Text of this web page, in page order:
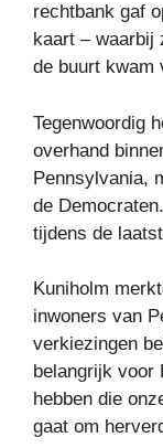
rechtbank gaf
kaart – waarbij
de buurt kwam
Tegenwoordig
overhand
Pennsylvania,
de
tijdens de
Kuniholm
inwoners van
verkiezingen
belangrijk voor
hebben die
gaat om